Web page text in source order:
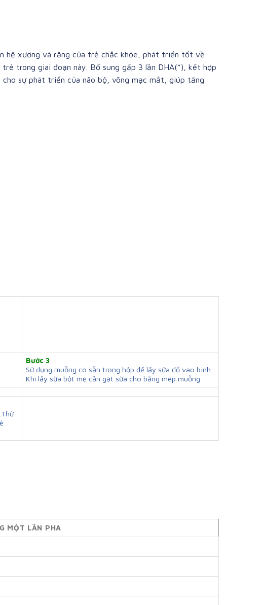
hệ xương và răng của trẻ chắc khỏe, phát triển tốt về
trong giai đoạn này. Bổ sung gấp 3 lần DHA(*), kết hợp
sự phát triển của não bộ, võng mạc mắt, giúp tăng
Bước 3
Sử dụng muỗng có sẵn trong hộp để lấy sữa đổ vào bình.
Khi lấy sữa bột mẹ cần gạt sữa cho bằng mép muỗng.
MỘT LẦN PHA